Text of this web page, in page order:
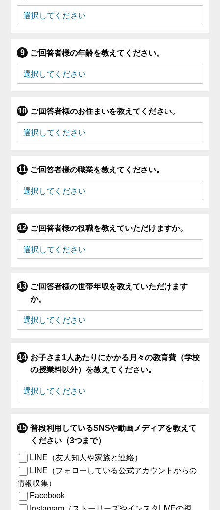
ご回答者様の年齢を教えてください。
ご回答者様のお住まいを教えてください。
ご回答者様の職業を教えてください。
ご回答者様の役職を教えていただけますか。
ご回答者様の世帯年収を教えていただけます
か。
お子さま1人あたりにかかる月々の教育費（学校
の授業料以外）を教えてください。
普段利用しているSNSや動画メディアを教えて
ください（3つまで）
LINE（友人知人や家族と連絡）
LINE（フォローしている公式アカウントからの
情報収集）
Facebook
Instagram（ストーリーズやインスタLIVEの視